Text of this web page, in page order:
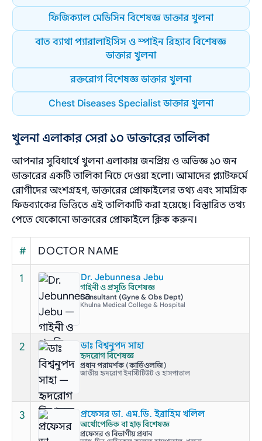
ফিজিক্যাল মেডিসিন বিশেষজ্ঞ ডাক্তার খুলনা
বাত ব্যাথা প্যারালাইসিস ও স্পাইন রিহ্যাব বিশেষজ্ঞ
ডাক্তার খুলনা
রক্তরোগ বিশেষজ্ঞ ডাক্তার খুলনা
Chest Diseases Specialist ডাক্তার খুলনা
খুলনা এলাকার সেরা ১০ ডাক্তারের তালিকা
আপনার সুবিধার্থে খুলনা এলাকায় জনপ্রিয় ও অভিজ্ঞ ১০ জন
ডাক্তারের একটি তালিকা নিচে দেওয়া হলো। আমাদের প্ল্যাটফর্মে
রোগীদের অংশগ্রহণ, ডাক্তারের প্রোফাইলের তথ্য এবং সামগ্রিক
ফিডব্যাকের ভিত্তিতে এই তালিকাটি করা হয়েছে। বিস্তারিত তথ্য
পেতে যেকোনো ডাক্তারের প্রোফাইলে ক্লিক করুন।
# DOCTOR NAME
1 Dr. Jebunnesa Jebu
গাইনী ও প্রসূতি বিশেষজ্ঞ
Consultant (Gyne & Obs Dept)
Khulna Medical College & Hospital
2 ডাঃ বিশ্বনুপদ সাহা
হৃদরোগ বিশেষজ্ঞ
প্রধান পরামর্শক (কার্ডিওলজি)
জাতীয় হৃদরোগ ইনস্টিটিউট ও হাসপাতাল
3 প্রফেসর ডা. এম.ডি. ইব্রাহিম খলিল
অর্থোপেডিক বা হাড় বিশেষজ্ঞ
প্রফেসর ও বিভাগীয় প্রধান